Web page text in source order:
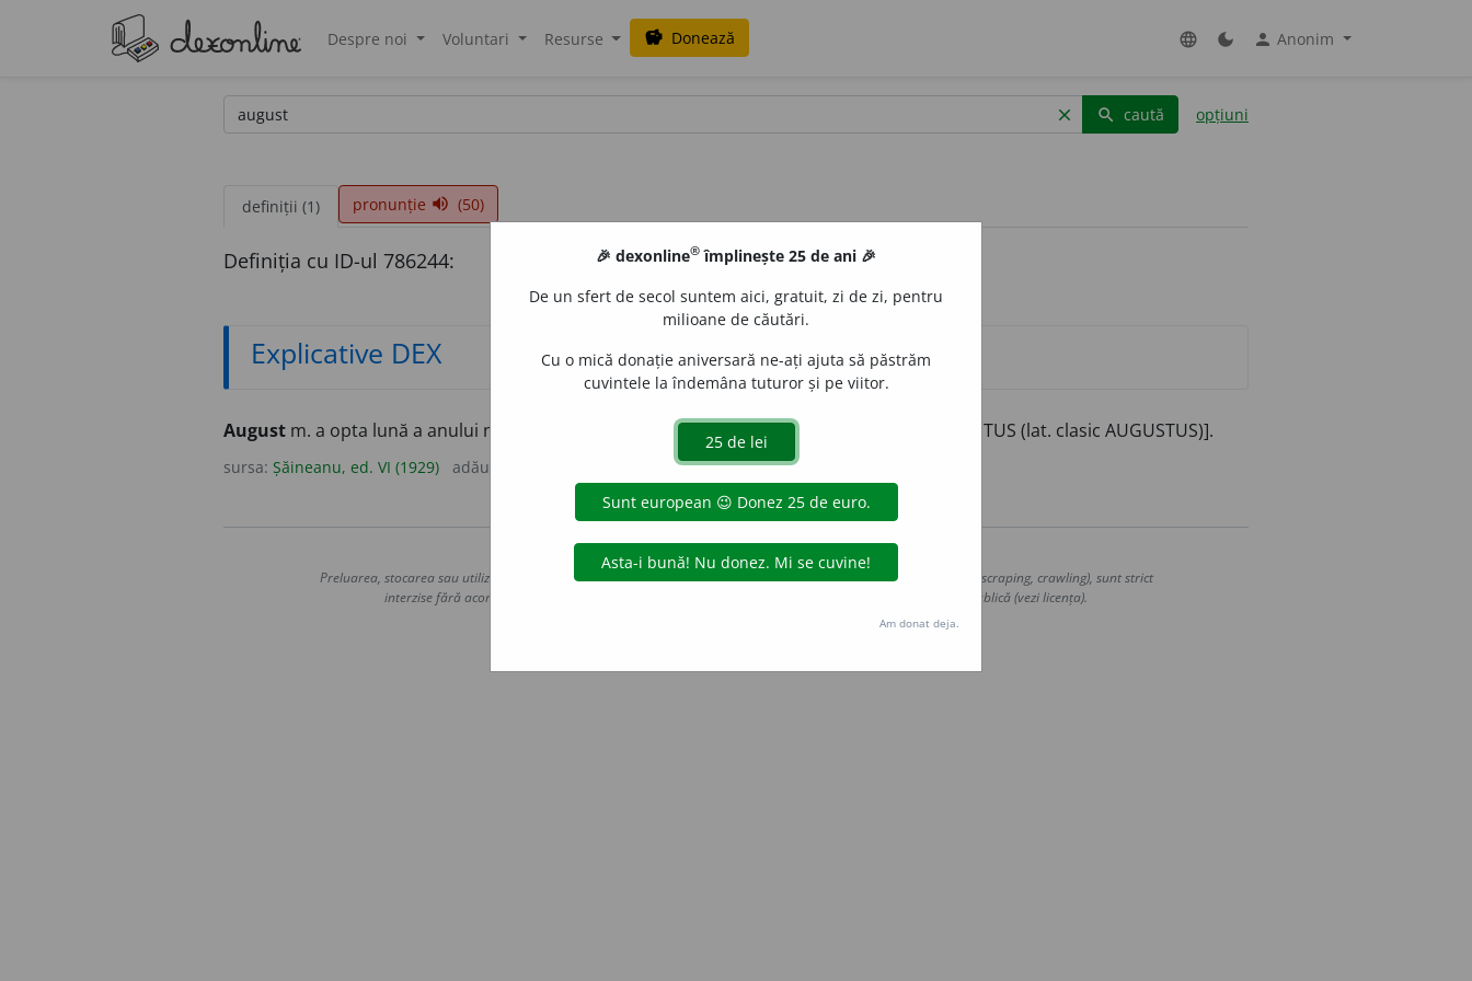
Despre noi Voluntari Resurse savings Donează language dark_mode person Anonim
clear search caută opțiuni
definiții (1) pronunție volume_up (50)
Definiția cu ID-ul 786244:
Explicative DEX
August m. a opta lună a anului numită de popor Gustar.[Tr. (Abrud)Agust = lat. pop. AGUSTUS (lat. clasic AUGUSTUS)].
sursa: Șăineanu, ed. VI (1929) adăugată de acțiuni
Copyright © 2004-2026 dexonline (https://dexonline.ro)
Preluarea, stocarea sau utilizarea datelor de pe acest site, inclusiv prin orice metode de extragere automată (web scraping, crawling), sunt strict
interzise fără acordul nostru prealabil scris, cu excepția seturilor de date oferite oficial spre utilizare publică (vezi licența).
Hosterion
🎉 dexonline® împlinește 25 de ani 🎉
De un sfert de secol suntem aici, gratuit, zi de zi, pentru
milioane de căutări.
Cu o mică donație aniversară ne-ați ajuta să păstrăm
cuvintele la îndemâna tuturor și pe viitor.
Am donat deja.